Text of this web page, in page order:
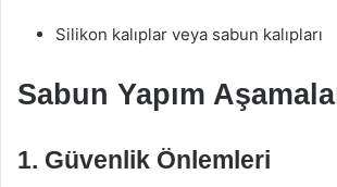
Silikon kalıplar veya sabun kalıpları
Sabun Yapım
1. Güvenlik Önlemleri